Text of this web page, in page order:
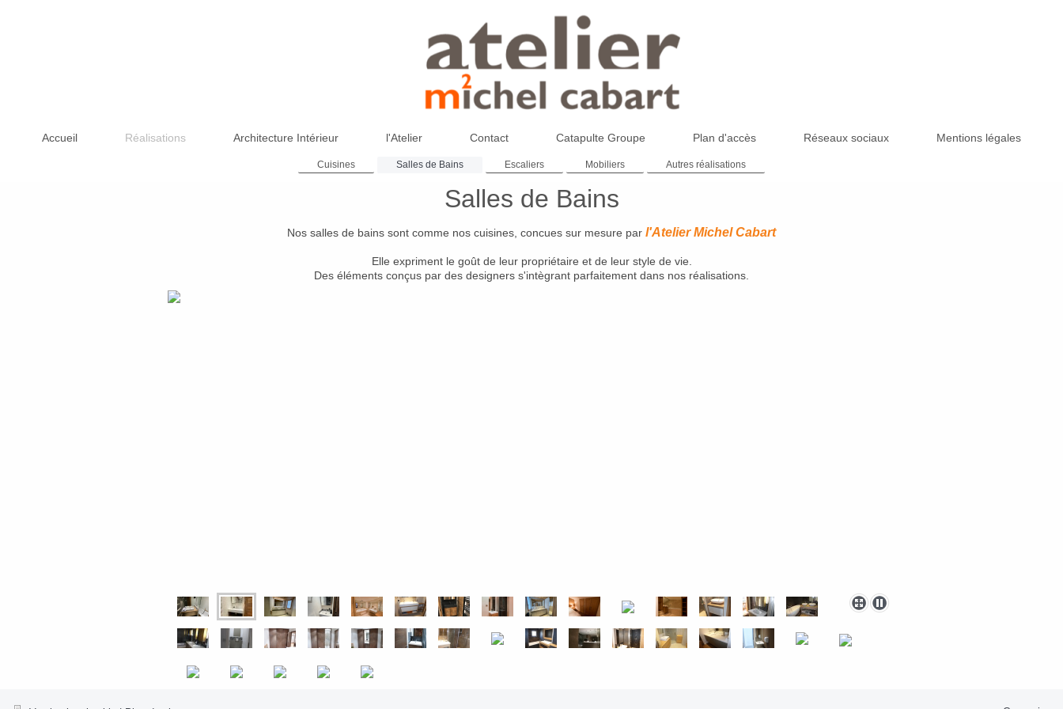
Accueil Réalisations Architecture Intérieur l'Atelier Contact Catapulte Groupe Plan d'accès Réseaux sociaux Mentions légales
Cuisines Salles de Bains Escaliers Mobiliers Autres réalisations
Salles de Bains
Nos salles de bains sont comme nos cuisines, concues sur mesure par l'Atelier Michel Cabart
Elle expriment le goût de leur propriétaire et de leur style de vie.
Des éléments conçus par des designers s'intègrant parfaitement dans nos réalisations.